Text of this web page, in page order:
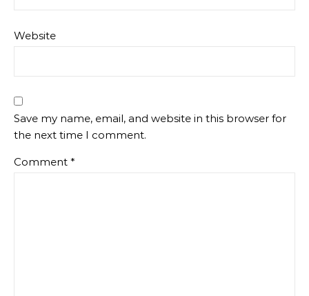
Website
Save my name, email, and website in this browser for
the next time I comment.
Comment *